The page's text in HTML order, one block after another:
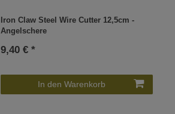
Iron Claw Steel Wire Cutter 12,5cm -
Angelschere
9,40 € *
In den Warenkorb